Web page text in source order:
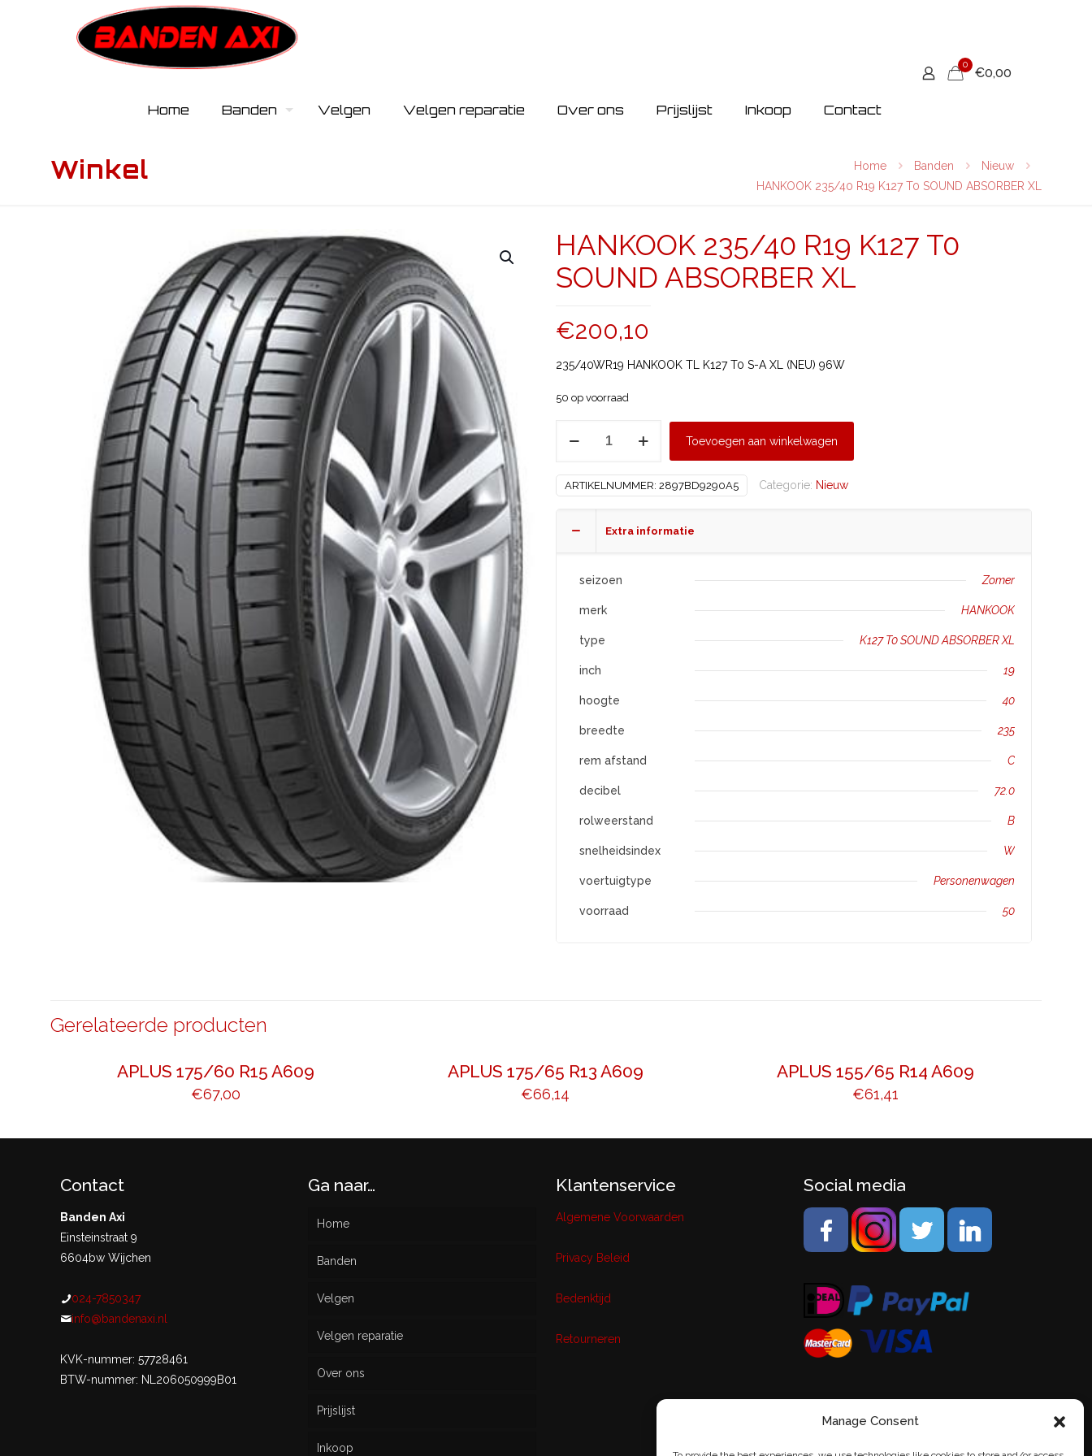
Manage Consent
Home Banden Velgen Velgen reparatie Over ons Prijslijst Inkoop Contact
0
€0,00
Winkel Home Banden
Nieuw
HANKOOK 235/40 R19 K127 T0 SOUND ABSORBER XL
HANKOOK 235/40 R19 K127 T0
SOUND ABSORBER XL
€200,10
235/40WR19 HANKOOK TL K127 T0 S-A XL (NEU) 96W
50 op voorraad
K127
SOUND
Toevoegen aan winkelwagen
ARTIKELNUMMER: 2897BD9290A5 Categorie: Nieuw
Extra informatie
seizoen Zomer
merk HANKOOK
type K127 T0 SOUND ABSORBER XL
inch 19
hoogte 40
breedte 235
rem afstand C
decibel 72.0
rolweerstand B
snelheidsindex W
voertuigtype Personenwagen
voorraad 50
Gerelateerde producten
APLUS 175/60 R15 A609
€67,00
APLUS 175/65 R13 A609
€66,14
APLUS 155/65 R14 A609
€61,41
Contact
Banden Axi
Einsteinstraat 9
6604bw Wijchen
024-7850347
info@bandenaxi.nl
KVK-nummer: 57728461
BTW-nummer: NL206050999B01
Ga naar…
Home
Banden
Nieuw
Gebruikt
Velgen
Velgen reparatie
Over ons
Prijslijst
Inkoop
Klantenservice
Algemene Voorwaarden
Privacy Beleid
Bedenktijd
Retourneren
Social media